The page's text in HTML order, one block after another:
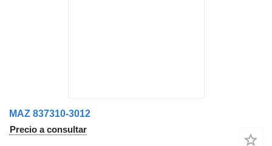
MAZ 837310-3012
Precio a consultar